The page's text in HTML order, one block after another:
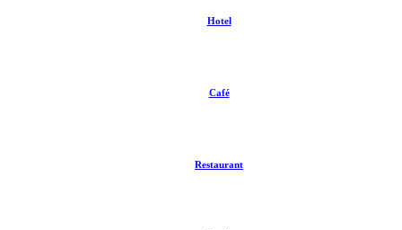
Hotel
Café
Restaurant